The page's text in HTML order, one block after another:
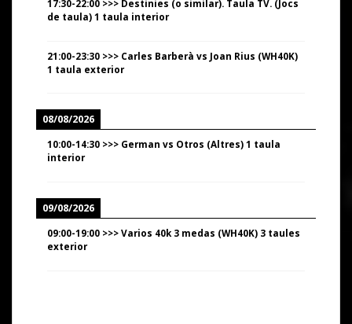
17:30-22:00 >>> Destinies (o similar). Taula TV. (Jocs
de taula) 1 taula interior
21:00-23:30 >>> Carles Barberà vs Joan Rius (WH40K)
1 taula exterior
08/08/2026
10:00-14:30 >>> German vs Otros (Altres) 1 taula
interior
09/08/2026
09:00-19:00 >>>Varios 40k 3 medas (WH40K) 3 taules
exterior